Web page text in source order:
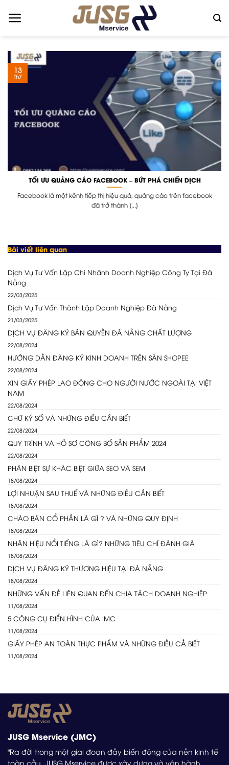
TỐI ƯU QUẢNG CÁO FACEBOOK – BỨT PHÁ CHIẾN DỊCH
Facebook là một kênh tiếp thị hiệu quả, quảng cáo trên facebook
đã trở thành [...]
13
Th7
Bài viết liên quan
Dịch Vụ Tư Vấn Lập Chi Nhánh Doanh Nghiệp Công Ty Tại Đà
Nẵng
22/03/2025
Dịch Vụ Tư Vấn Thành Lập Doanh Nghiệp Đà Nẵng
21/03/2025
DỊCH VỤ ĐĂNG KÝ BẢN QUYỀN ĐÀ NẴNG CHẤT LƯỢNG
22/08/2024
HƯỚNG DẪN ĐĂNG KÝ KINH DOANH TRÊN SÀN SHOPEE
22/08/2024
XIN GIẤY PHÉP LAO ĐỘNG CHO NGƯỜI NƯỚC NGOÀI TẠI VIỆT
NAM
22/08/2024
CHỮ KÝ SỐ VÀ NHỮNG ĐIỀU CẦN BIẾT
22/08/2024
QUY TRÌNH VÀ HỒ SƠ CÔNG BỐ SẢN PHẨM 2024
22/08/2024
PHÂN BIỆT SỰ KHÁC BIỆT GIỮA SEO VÀ SEM
18/08/2024
LỢI NHUẬN SAU THUẾ VÀ NHỮNG ĐIỀU CẦN BIẾT
18/08/2024
CHÀO BÁN CỔ PHẦN LÀ GÌ ? VÀ NHỮNG QUY ĐỊNH
18/08/2024
NHÃN HIỆU NỔI TIẾNG LÀ GÌ? NHỮNG TIÊU CHÍ ĐÁNH GIÁ
18/08/2024
DỊCH VỤ ĐĂNG KÝ THƯƠNG HIỆU TẠI ĐÀ NẴNG
18/08/2024
NHỮNG VẤN ĐỀ LIÊN QUAN ĐẾN CHIA TÁCH DOANH NGHIỆP
11/08/2024
5 CÔNG CỤ ĐIỂN HÌNH CỦA IMC
11/08/2024
GIẤY PHÉP AN TOÀN THỰC PHẨM VÀ NHỮNG ĐIỀU CẦ BIẾT
11/08/2024
JUSG Mservice (JMC)
"Ra đời trong một giai đoạn đầy biến động của nền kinh tế
toàn cầu, JUSG Mservice được xây dựng và vận hành